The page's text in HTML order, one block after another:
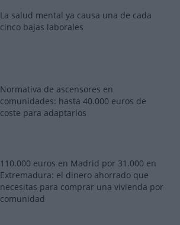
La salud mental ya causa una de cada
cinco bajas laborales
Normativa de ascensores en
comunidades: hasta 40.000 euros de
coste para adaptarlos
110.000 euros en Madrid por 31.000 en
Extremadura: el dinero ahorrado que
necesitas para comprar una vivienda por
comunidad